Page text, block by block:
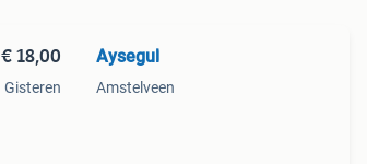
€ 18,00
Gisteren
Aysegul
Amstelveen